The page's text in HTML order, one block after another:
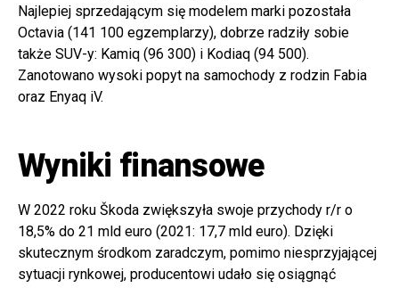
Najlepiej sprzedającym się modelem marki pozostała
Octavia (141 100 egzemplarzy), dobrze radziły sobie
także SUV-y: Kamiq (96 300) i Kodiaq (94 500).
Zanotowano wysoki popyt na samochody z rodzin Fabia
oraz Enyaq iV.
Wyniki finansowe
W 2022 roku Škoda zwiększyła swoje przychody r/r o
18,5% do 21 mld euro (2021: 17,7 mld euro). Dzięki
skutecznym środkom zaradczym, pomimo niesprzyjającej
sytuacji rynkowej, producentowi udało się osiągnąć